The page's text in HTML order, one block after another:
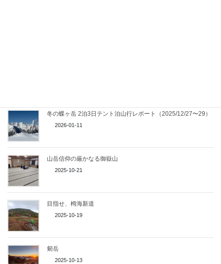
冬の蝶ヶ岳 2泊3日テント泊山行レポート（2025/12/27〜29）
2026-01-11
山岳信仰の厳かなる御嶽山
2025-10-21
目指せ、栂海新道
2025-10-19
剱岳
2025-10-13